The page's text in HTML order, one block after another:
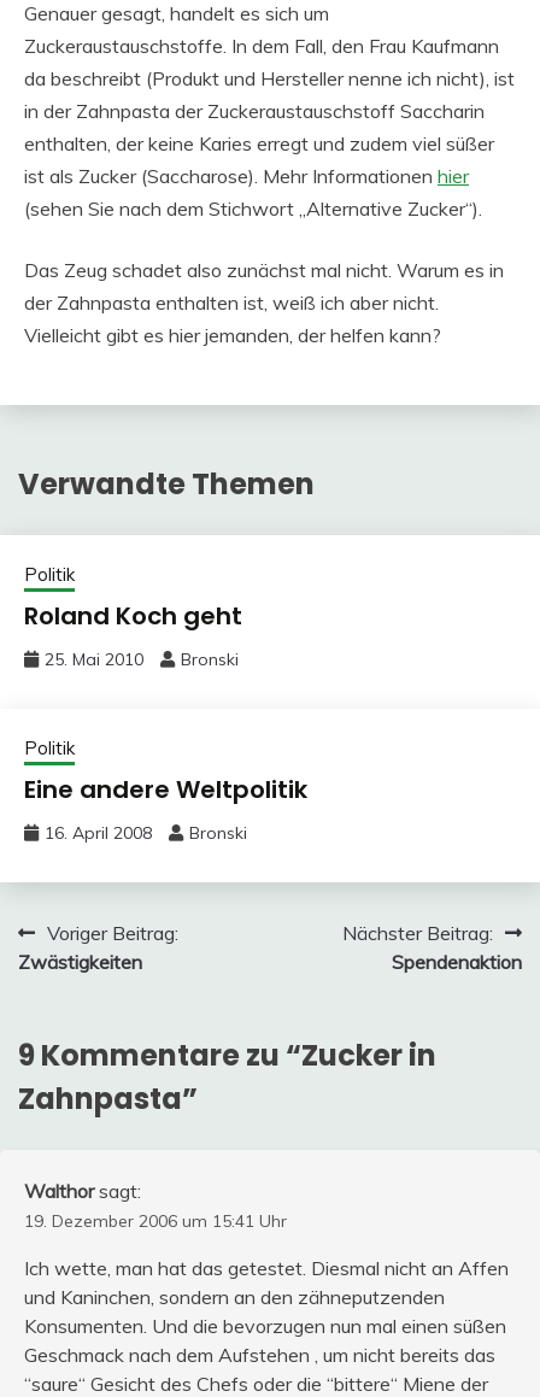
Genauer gesagt, handelt es sich um
Zuckeraustauschstoffe. In dem Fall, den Frau Kaufmann
da beschreibt (Produkt und Hersteller nenne ich nicht), ist
in der Zahnpasta der Zuckeraustauschstoff Saccharin
enthalten, der keine Karies erregt und zudem viel süßer
ist als Zucker (Saccharose). Mehr Informationen hier
(sehen Sie nach dem Stichwort „Alternative Zucker“).
Das Zeug schadet also zunächst mal nicht. Warum es in
der Zahnpasta enthalten ist, weiß ich aber nicht.
Vielleicht gibt es hier jemanden, der helfen kann?
Verwandte Themen
Politik
Roland Koch geht
25. Mai 2010 Bronski
Politik
Eine andere Weltpolitik
16. April 2008 Bronski
Beitragsnavigation
Voriger Beitrag:
Zwästigkeiten
Nächster Beitrag:
Spendenaktion
9 Kommentare zu “Zucker in
Zahnpasta”
Walthor sagt:
19. Dezember 2006 um 15:41 Uhr
Ich wette, man hat das getestet. Diesmal nicht an Affen
und Kaninchen, sondern an den zähneputzenden
Konsumenten. Und die bevorzugen nun mal einen süßen
Geschmack nach dem Aufstehen , um nicht bereits das
“saure“ Gesicht des Chefs oder die “bittere“ Miene der